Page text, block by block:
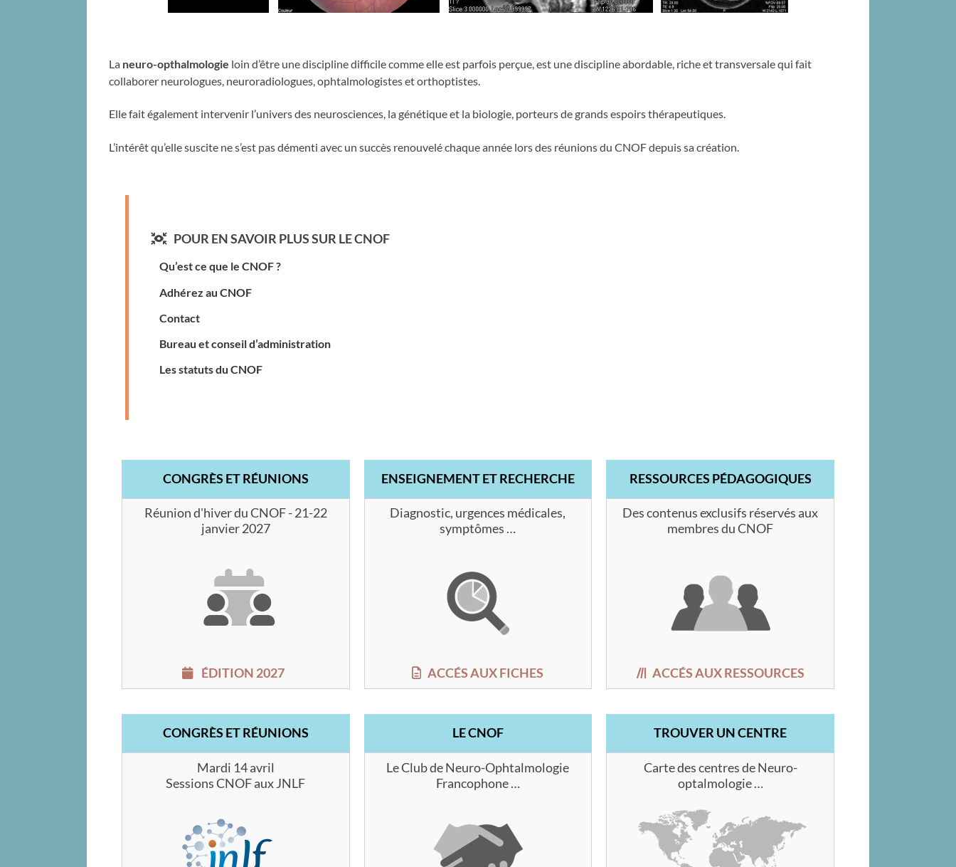
La neuro-opthalmologie loin d’être une discipline difficile comme elle est parfois perçue, est une discipline abordable, riche et transversale qui fait
collaborer neurologues, neuroradiologues, ophtalmologistes et orthoptistes.
Elle fait également intervenir l’univers des neurosciences, la génétique et la biologie, porteurs de grands espoirs thérapeutiques.
L’intérêt qu’elle suscite ne s’est pas démenti avec un succès renouvelé chaque année lors des réunions du CNOF depuis sa création.
POUR EN SAVOIR PLUS SUR LE CNOF
Qu’est ce que le CNOF ?
Adhérez au CNOF
Contact
Bureau et conseil d’administration
Les statuts du CNOF
CONGRÈS ET RÉUNIONS
Réunion d'hiver du CNOF - 21-22
janvier 2027
ÉDITION 2027
ENSEIGNEMENT ET RECHERCHE
Diagnostic, urgences médicales,
symptômes …
ACCÉS AUX FICHES
RESSOURCES PÉDAGOGIQUES
Des contenus exclusifs réservés aux
membres du CNOF
ACCÉS AUX RESSOURCES
CONGRÈS ET RÉUNIONS
Mardi 14 avril
Sessions CNOF aux JNLF
LE CNOF
Le Club de Neuro-Ophtalmologie
Francophone …
TROUVER UN CENTRE
Carte des centres de Neuro-
optalmologie …